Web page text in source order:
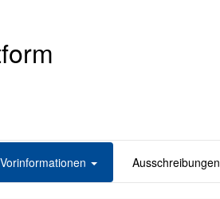
Vorinformationen Ausschreibungen